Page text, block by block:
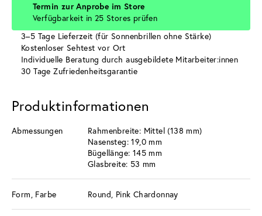
Termin zur Anprobe im Store
Verfügbarkeit in 25 Stores prüfen
3–5 Tage Lieferzeit (für Sonnenbrillen ohne Stärke)
Kostenloser Sehtest vor Ort
Individuelle Beratung durch ausgebildete Mitarbeiter:innen
30 Tage Zufriedenheitsgarantie
Produktinformationen
Abmessungen
Rahmenbreite: Mittel (138 mm)
Nasensteg: 19,0 mm
Bügellänge: 145 mm
Glasbreite: 53 mm
Form, Farbe Round, Pink Chardonnay